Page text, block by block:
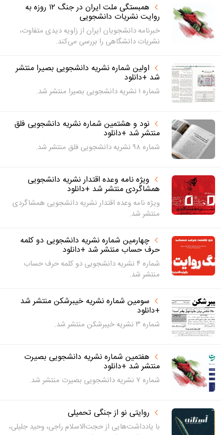
همبستگی ملت ایران در جنگ ۱۲ روزه به
روایت نشریات دانشجویی
خبرنامه دانشجویان ایران از زاویه دیدی متفاوت،
نشریات دانشگاهی را بررسی می‌کند.
اولین شماره نشریه دانشجویی بصیرا منتشر
شد +دانلود
شماره ۱ نشریه دانشجویی بصیرا منتشر شد.
نود و هشتمین شماره نشریه دانشجویی فلق
منتشر شد +دانلود
شماره ۹۸ نشریه دانشجویی فلق منتشر شد.
ویژه نامه وعده اقتدار نشریه دانشجویی
همشاگردی منتشر شد +دانلود
ویژه نامه وعده اقتدار نشریه دانشجویی همشاگردی
منتشر شد.
چهارمین شماره نشریه دانشجویی دو کلمه
حرف حساب منتشر شد +دانلود
شماره ۴ نشریه دانشجویی دو کلمه حرف حساب
منتشر شد.
سومین شماره نشریه خیبرشکن منتشر شد
+دانلود
شماره ۳ نشریه خیبرشکن منتشر شد.
هفتمین شماره نشریه دانشجویی بصیرت
منتشر شد +دانلود
شماره ۷ نشریه دانشجویی بصیرت منتشر شد.
روایتی نو از جنگی تحمیلی
با یادداشت‌هایی از حجت‌الاسلام راجی، وحید جلیلی،